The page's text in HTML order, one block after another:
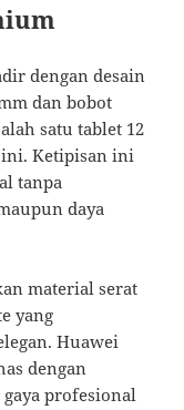
dengan desain
dan bobot
satu tablet 12
Ketipisan ini
tanpa
daya
material serat
yang
Huawei
dengan
profesional